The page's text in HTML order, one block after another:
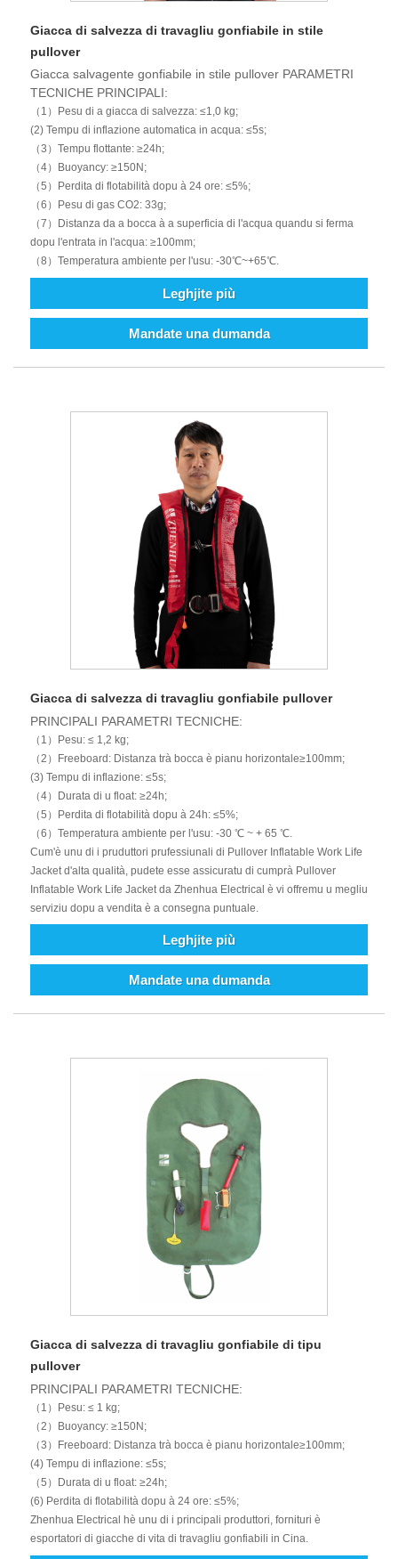
Giacca di salvezza di travagliu gonfiabile in stile
pullover
Giacca salvagente gonfiabile in stile pullover PARAMETRI
TECNICHE PRINCIPALI:
（1）Pesu di a giacca di salvezza: ≤1,0 kg;
(2) Tempu di inflazione automatica in acqua: ≤5s;
（3）Tempu flottante: ≥24h;
（4）Buoyancy: ≥150N;
（5）Perdita di flotabilità dopu à 24 ore: ≤5%;
（6）Pesu di gas CO2: 33g;
（7）Distanza da a bocca à a superficia di l'acqua quandu si ferma
dopu l'entrata in l'acqua: ≥100mm;
（8）Temperatura ambiente per l'usu: -30℃~+65℃.
Leghjite più
Mandate una dumanda
Giacca di salvezza di travagliu gonfiabile pullover
PRINCIPALI PARAMETRI TECNICHE:
（1）Pesu: ≤ 1,2 kg;
（2）Freeboard: Distanza trà bocca è pianu horizontale≥100mm;
(3) Tempu di inflazione: ≤5s;
（4）Durata di u float: ≥24h;
（5）Perdita di flotabilità dopu à 24h: ≤5%;
（6）Temperatura ambiente per l'usu: -30 ℃ ~ + 65 ℃.
Cum'è unu di i pruduttori prufessiunali di Pullover Inflatable Work Life
Jacket d'alta qualità, pudete esse assicuratu di cumprà Pullover
Inflatable Work Life Jacket da Zhenhua Electrical è vi offremu u megliu
serviziu dopu a vendita è a consegna puntuale.
Leghjite più
Mandate una dumanda
Giacca di salvezza di travagliu gonfiabile di tipu
pullover
PRINCIPALI PARAMETRI TECNICHE:
（1）Pesu: ≤ 1 kg;
（2）Buoyancy: ≥150N;
（3）Freeboard: Distanza trà bocca è pianu horizontale≥100mm;
(4) Tempu di inflazione: ≤5s;
（5）Durata di u float: ≥24h;
(6) Perdita di flotabilità dopu à 24 ore: ≤5%;
Zhenhua Electrical hè unu di i principali produttori, fornituri è
esportatori di giacche di vita di travagliu gonfiabili in Cina.